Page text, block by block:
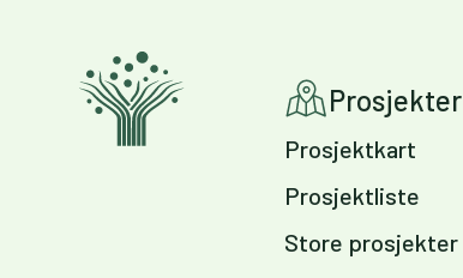
Prosjekter
Prosjektkart
Prosjektliste
Store prosjekter